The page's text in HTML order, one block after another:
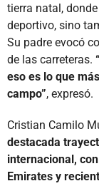
tierra natal,
deportivo, sino
Su padre evocó
de las carreteras.
eso es lo que
campo”, expresó.
Cristian Camilo
destacada
internacional,
Emirates y